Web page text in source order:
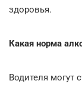
здоровья.
Какая норма
Водителя могут